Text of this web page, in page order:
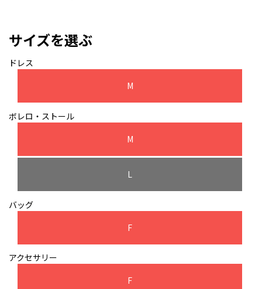
サイズを選ぶ
ドレス
M
ボレロ・ストール
M
L
バッグ
F
アクセサリー
F